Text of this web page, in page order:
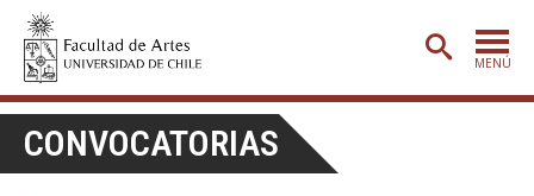
MENÚ
PORTADA
ADMISIÓN
CONVOCATORIAS